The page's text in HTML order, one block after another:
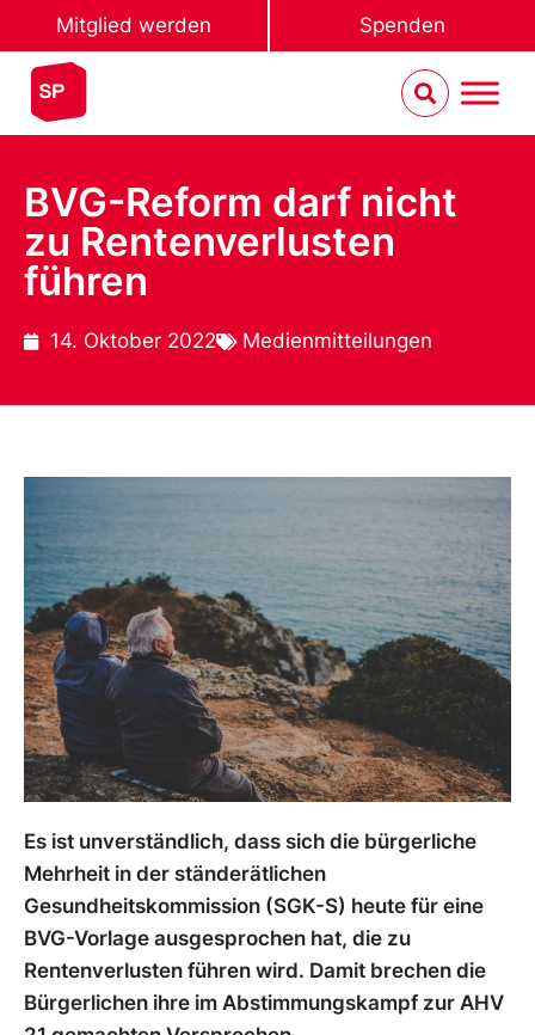
Mitglied werden Spenden
BVG-Reform darf nicht
zu Rentenverlusten
führen
14. Oktober 2022 Medienmitteilungen
Es ist unverständlich, dass sich die bürgerliche
Mehrheit in der ständerätlichen
Gesundheitskommission (SGK-S) heute für eine
BVG-Vorlage ausgesprochen hat, die zu
Rentenverlusten führen wird. Damit brechen die
Bürgerlichen ihre im Abstimmungskampf zur AHV